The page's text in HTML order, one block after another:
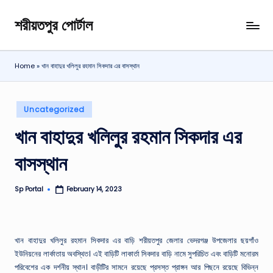
Skip
content
শরীয়তপুর পোর্টাল
শরীয়তপুর
জেলা
বিষয়ক
পোর্টাল
Home»খান বাহাদুর খলিলুর রহমান সিকদার এর বাসস্থান
Posted
in
Uncategorized
খান বাহাদুর খলিলুর রহমান সিকদার এর
বাসস্থান
Posted
Sp Portal February 14, 2023
খান বাহাদুর খলিলুর রহমান সিকদার এর বাড়ি শরীয়তপুর জেলার ভেদরগঞ্জ উপজেলার ছয়গাঁও
ইউনিয়নের লার্কাতায় অবস্থিত। এই বাড়িটি লাকার্তা সিকদার বাড়ি নামে সুপরিচিত এবং বাড়িটি মনোরম
পরিবেশের এক দর্শনীয় স্থান। বাড়ীটির সামনে রয়েছে প্রসস্ত প্রাঙ্গন আর পিছনে রয়েছে বিভিন্ন